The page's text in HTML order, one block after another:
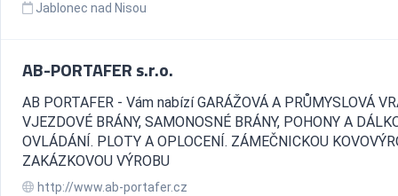
Jablonec nad Nisou
AB-PORTAFER s.r.o.
AB PORTAFER - Vám nabízí GARÁŽOVÁ A PRŮMYSLOVÁ
VJEZDOVÉ BRÁNY, SAMONOSNÉ BRÁNY, POHONY A
OVLÁDÁNÍ. PLOTY A OPLOCENÍ. ZÁMEČNICKOU
ZAKÁZKOVOU VÝROBU
http://www.ab-portafer.cz